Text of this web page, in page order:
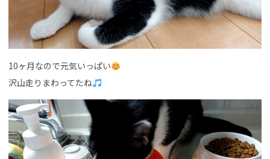
10ヶ月なので元気いっぱい
沢山走りまわってたね